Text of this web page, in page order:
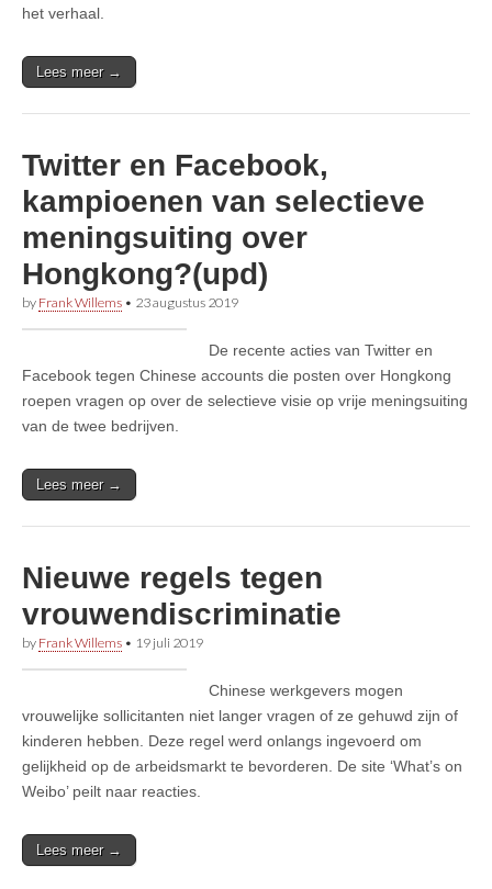
het verhaal.
Lees meer →
Twitter en Facebook,
kampioenen van selectieve
meningsuiting over
Hongkong?(upd)
by Frank Willems • 23 augustus 2019
De recente acties van Twitter en
Facebook tegen Chinese accounts die posten over Hongkong
roepen vragen op over de selectieve visie op vrije meningsuiting
van de twee bedrijven.
Lees meer →
Nieuwe regels tegen
vrouwendiscriminatie
by Frank Willems • 19 juli 2019
Chinese werkgevers mogen
vrouwelijke sollicitanten niet langer vragen of ze gehuwd zijn of
kinderen hebben. Deze regel werd onlangs ingevoerd om
gelijkheid op de arbeidsmarkt te bevorderen. De site ‘What’s on
Weibo’ peilt naar reacties.
Lees meer →